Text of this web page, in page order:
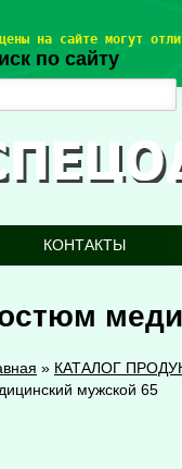
по сайту
на сайте могут
КОНТАКТЫ
» КАТАЛОГ
мужской 65